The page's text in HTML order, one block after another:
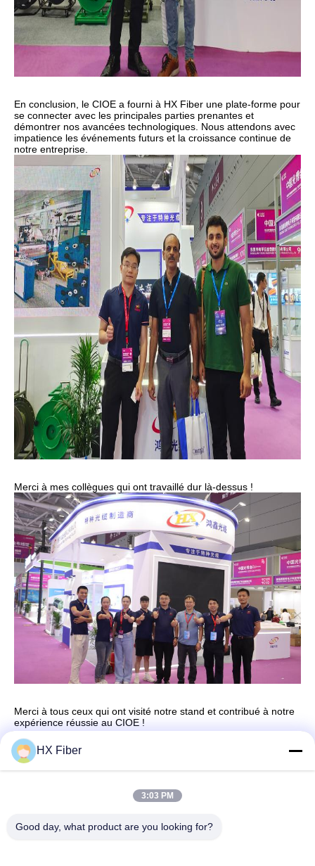
En conclusion, le CIOE a fourni à HX Fiber une plate-forme pour
se connecter avec les principales parties prenantes et
démontrer nos avancées technologiques. Nous attendons avec
impatience les événements futurs et la croissance continue de
notre entreprise.
Merci à mes collègues qui ont travaillé dur là-dessus !
Merci à tous ceux qui ont visité notre stand et contribué à notre
expérience réussie au CIOE !
Adresse
HX Fiber
3:03 PM
Good day, what product are you looking for?